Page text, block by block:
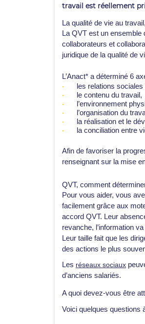
travail est réellement
La qualité de vie au
La QVT est un ensemble
collaborateurs et
juridique de la qualité de
L’Anact* a déterminé 6
les relations sociales
le contenu du travail,
l’environnement
l’organisation du
la réalisation et le
la conciliation entre
Afin de favoriser la
renseignant sur la mise
QVT, comment
Pour vous aider, vous
facilement grâce aux
accord QVT. Leur
revanche, l’information
Leur taille fait que les
des actions le plus
Les réseaux sociaux
d’anciens salariés.
A quoi devez-vous être
Voici quelques questions